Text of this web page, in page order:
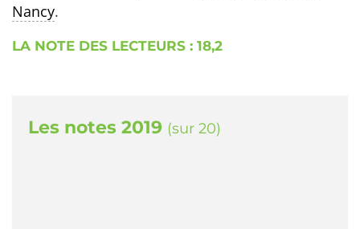
Nancy.
LA NOTE DES LECTEURS : 18,2
Les notes 2019 (sur 20)